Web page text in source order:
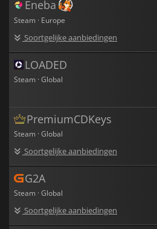
Eneba
Steam · Europe
Soortgelijke aanbiedingen
LOADED
Steam · Global
PremiumCDKeys
Steam · Global
Soortgelijke aanbiedingen
G2A
Steam · Global
Soortgelijke aanbiedingen